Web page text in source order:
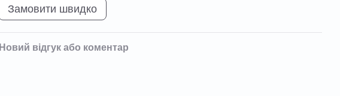
Замовити швидко
Новий відгук або коментар